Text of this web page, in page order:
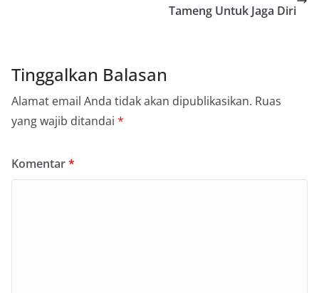
Tameng Untuk Jaga Diri
Tinggalkan Balasan
Alamat email Anda tidak akan dipublikasikan. Ruas
yang wajib ditandai *
Komentar*